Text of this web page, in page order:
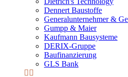
Dennert Baustoffe
Generalunternehmer &
Gumpp & Maier
Kaufmann Bausysteme
DERIX-Gruppe
Baufinanzierung
GLS Bank